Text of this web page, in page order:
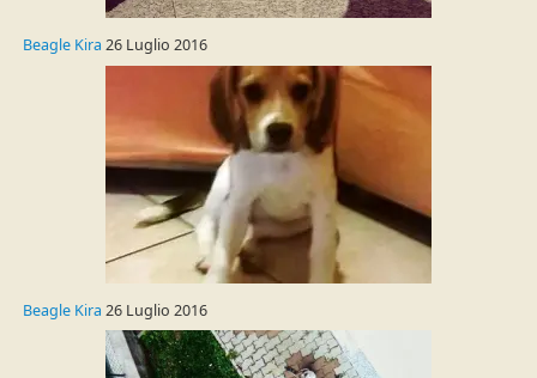
Beagle Kira 26 Luglio 2016
Beagle Kira 26 Luglio 2016